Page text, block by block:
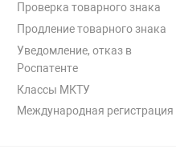
Проверка товарного знака
Продление товарного знака
Уведомление, отказ в
Роспатенте
Классы МКТУ
Международная регистрация